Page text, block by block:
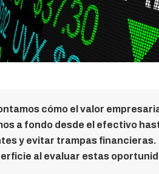
cómo el valor
a fondo desde el efectivo
y evitar trampas financieras.
al evaluar estas